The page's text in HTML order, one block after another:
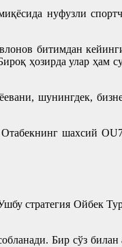
нуфузли
битимдан
ҳозирда улар ҳам
шунингдек,
шахсий
стратегия Ойбек
Бир сўз билан